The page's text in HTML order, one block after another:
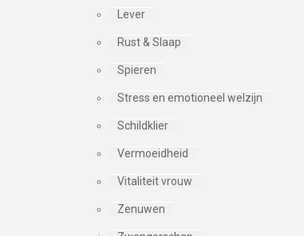
Lever
Rust & Slaap
Spieren
Stress en emotioneel welzijn
Schildklier
Vermoeidheid
Vitaliteit vrouw
Zenuwen